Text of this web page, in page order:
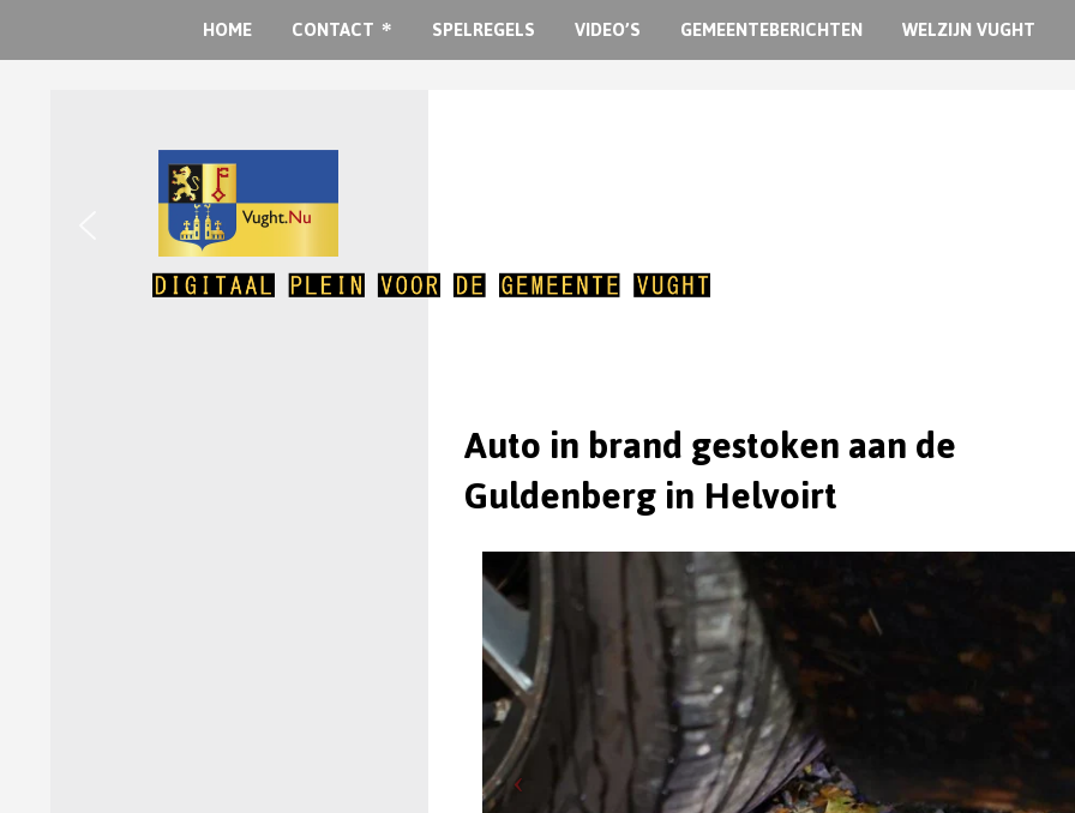
HOME CONTACT SPELREGELS VIDEO’S GEMEENTEBERICHTEN WELZIJN VUGHT
Auto in brand gestoken aan de
Guldenberg in Helvoirt